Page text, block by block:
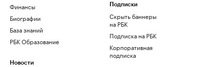
Финансы
Биографии
База знаний
РБК Образование
Новости
Подписки
Скрыть баннеры
на РБК
Подписка на РБК
Корпоративная
подписка